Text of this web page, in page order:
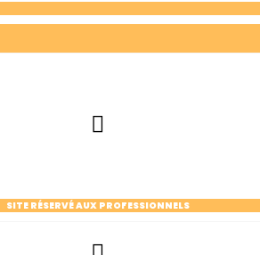
SITE RÉSERVÉ AUX PROFESSIONNELS